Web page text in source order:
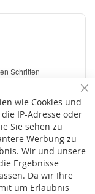
von 15,00 € auf die
wie Cookies und
IP-Adresse oder
Sie sehen zu
Werbung zu
Wir und unsere
Ergebnisse
Da wir Ihre
um Erlaubnis